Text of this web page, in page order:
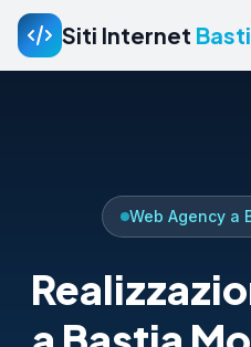
Siti Internet
Web Agency a